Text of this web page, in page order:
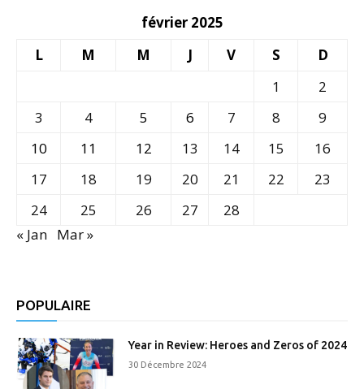
février 2025
L
M M J V S
D
1
2
3
4 5 6 7 8
9
10
11 12 13 14 15
16
17
18 19 20 21 22
23
24
25 26 27
28
« Jan Mar »
POPULAIRE
Year in Review: Heroes and Zeros of 2024
30 Décembre 2024